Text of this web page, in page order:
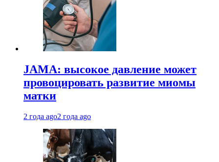
JAMA: высокое давление может
провоцировать развитие миомы
матки
2 года ago2 года ago